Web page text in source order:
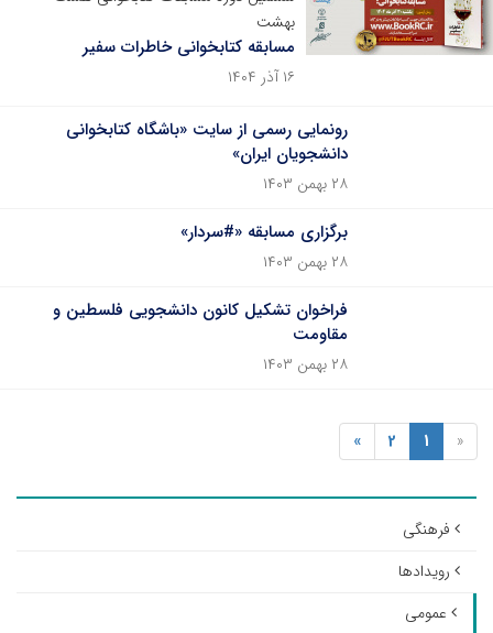
بهشت
مسابقه کتابخوانی خاطرات سفیر
۱۶ آذر ۱۴۰۴
رونمایی رسمی از سایت «باشگاه کتابخوانی
دانشجویان ایران»
۲۸ بهمن ۱۴۰۳
برگزاری مسابقه «#سردار»
۲۸ بهمن ۱۴۰۳
فراخوان تشکیل کانون دانشجویی فلسطین و
مقاومت
۲۸ بهمن ۱۴۰۳
«
1
2
»
فرهنگی
رویدادها
عمومی